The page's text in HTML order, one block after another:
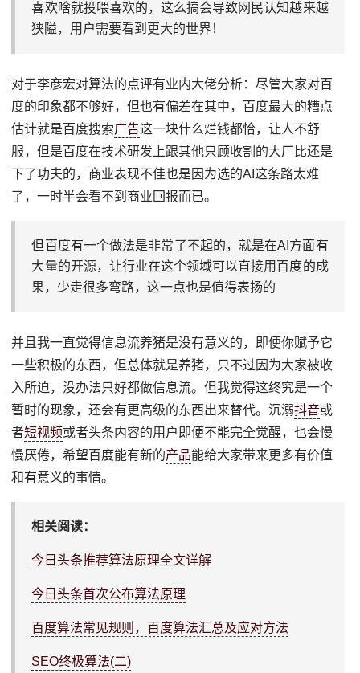
喜欢啥就投喂喜欢的，这么搞会导致网民认知越来越
狭隘，用户需要看到更大的世界！
对于李彦宏对算法的点评有业内大佬分析：尽管大家对百
度的印象都不够好，但也有偏差在其中，百度最大的糟点
估计就是百度搜索广告这一块什么烂钱都恰，让人不舒
服，但是百度在技术研发上跟其他只顾收割的大厂比还是
下了功夫的，商业表现不佳也是因为选的AI这条路太难
了，一时半会看不到商业回报而已。
但百度有一个做法是非常了不起的，就是在AI方面有
大量的开源，让行业在这个领域可以直接用百度的成
果，少走很多弯路，这一点也是值得表扬的
并且我一直觉得信息流养猪是没有意义的，即便你赋予它
一些积极的东西，但总体就是养猪，只不过因为大家被收
入所迫，没办法只好都做信息流。但我觉得这终究是一个
暂时的现象，还会有更高级的东西出来替代。沉溺抖音或
者短视频或者头条内容的用户即便不能完全觉醒，也会慢
慢厌倦，希望百度能有新的产品能给大家带来更多有价值
和有意义的事情。
相关阅读：
今日头条推荐算法原理全文详解
今日头条首次公布算法原理
百度算法常见规则，百度算法汇总及应对方法
SEO终极算法(二)